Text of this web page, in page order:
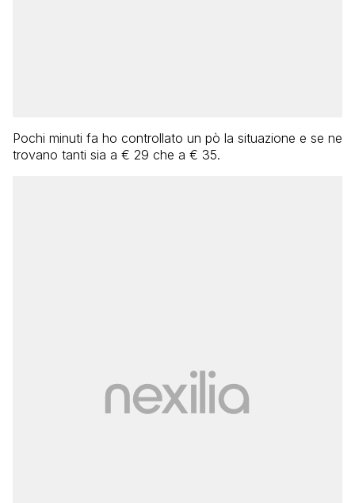
Pochi minuti fa ho controllato un pò la situazione e se ne
trovano tanti sia a € 29 che a € 35.